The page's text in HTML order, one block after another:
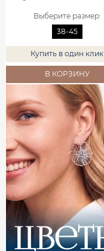
Выберите размер:
38-45
Купить в один клик
В КОРЗИНУ